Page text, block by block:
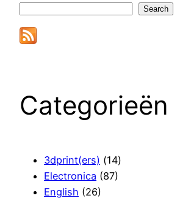
Search
Categorieën
3dprint(ers) (14)
Electronica (87)
English (26)